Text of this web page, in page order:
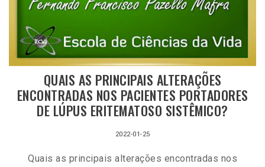
QUAIS AS PRINCIPAIS ALTERAÇÕES
ENCONTRADAS NOS PACIENTES PORTADORES
DE LÚPUS ERITEMATOSO SISTÊMICO?
2022-01-25
Quais as principais alterações encontradas nos